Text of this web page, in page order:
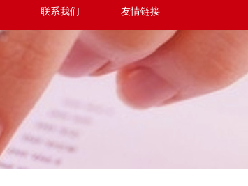
联系我们 友情链接